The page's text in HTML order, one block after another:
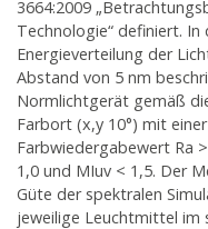
3664:2009
Technologie“ definiert.
Energieverteilung der
Abstand von 5 nm
Normlichtgerät gemäß
Farbort (x,y 10°) mit
Farbwiedergabewert Ra
1,0 und MIuv < 1,5. Der
Güte der spektralen
jeweilige Leuchtmittel im